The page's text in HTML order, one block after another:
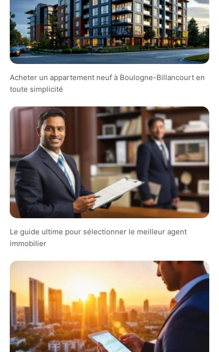
Acheter un appartement neuf à Boulogne-Billancourt en
toute simplicité
Le guide ultime pour sélectionner le meilleur agent
immobilier